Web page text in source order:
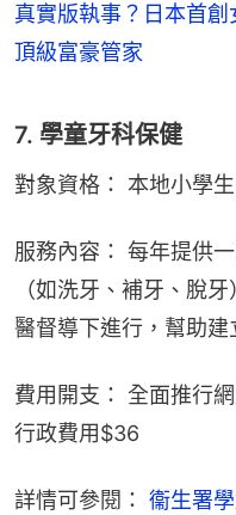
真實版執事？日本首
頂級富豪管家
7. 學童牙科保健
對象資格： 本地小學生
服務內容： 每年提供
（如洗牙、補牙、脫
醫督導下進行，幫助建
費用開支： 全面推行
行政費用$36
詳情可參閱： 衞生署